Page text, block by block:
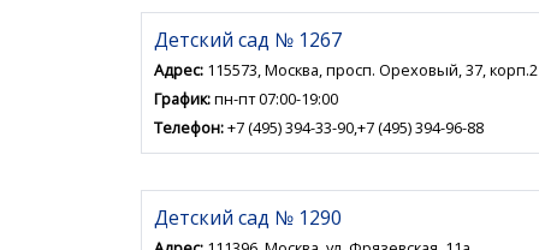
Детский сад № 1267
Адрес: 115573, Москва, просп. Ореховый, 37, корп.2
График:пн-пт 07:00-19:00
Телефон:+7 (495) 394-33-90,+7 (495) 394-96-88
Детский сад № 1290